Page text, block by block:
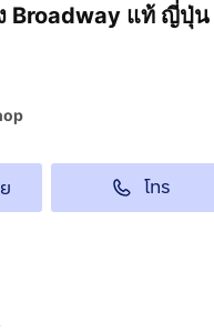
Broadway แท้ ญี่ปุ่น
โทร